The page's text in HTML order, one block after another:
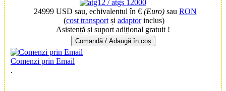
24999 USD sau, echivalentul în € (Euro)sau RON
(cost transport și adaptorinclus)
Asistență și suport adițional gratuit !
Comandă / Adaugă în coș
Comenzi prin Email
.